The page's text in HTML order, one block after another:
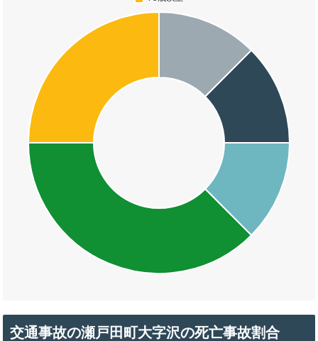
交通事故の瀬戸田町大字沢の死亡事故割合